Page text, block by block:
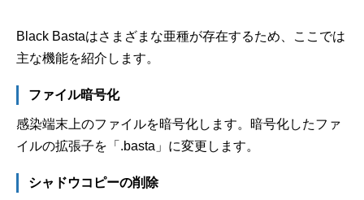
Black Bastaはさまざまな亜種が存在するため、ここでは
主な機能を紹介します。
ファイル暗号化
感染端末上のファイルを暗号化します。暗号化したファ
イルの拡張子を「.basta」に変更します。
シャドウコピーの削除